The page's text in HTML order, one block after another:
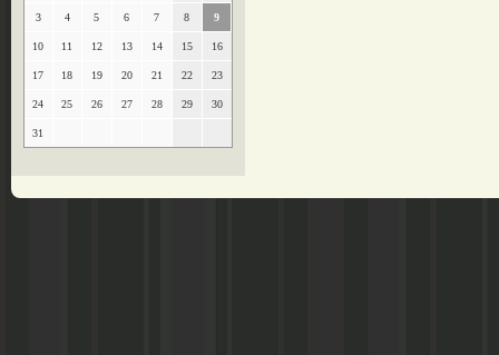
3 4 5 6 7 8 9
10 11 12 13 14 15 16
17 18 19 20 21 22 23
24 25 26 27 28 29 30
31